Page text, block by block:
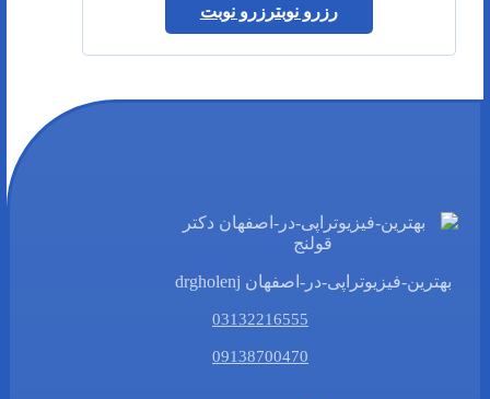
رزرو نوبترزرو نوبت
بهترین-فیزیوتراپی-در-اصفهان drgholenj
03132216555
09138700470